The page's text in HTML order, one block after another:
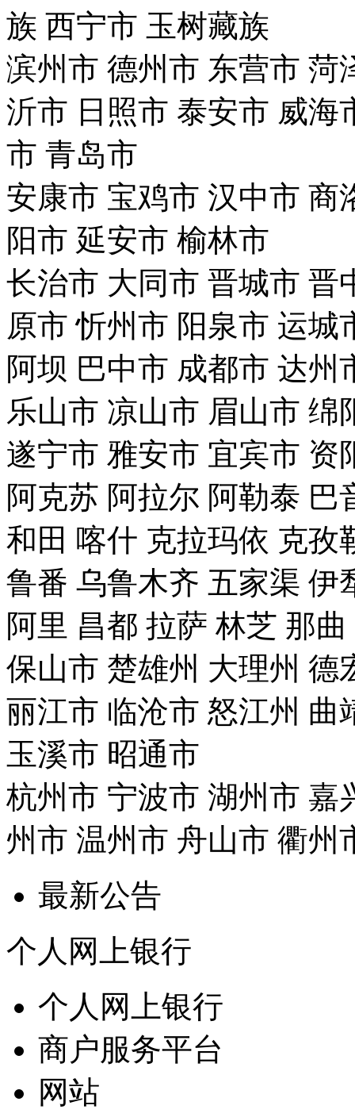
族 西宁市 玉树藏族
滨州市 德州市 东营市 菏
沂市 日照市 泰安市 威海
市 青岛市
安康市 宝鸡市 汉中市 商
阳市 延安市 榆林市
长治市 大同市 晋城市 晋
原市 忻州市 阳泉市 运城
阿坝 巴中市 成都市 达州
乐山市 凉山市 眉山市 绵
遂宁市 雅安市 宜宾市 资
阿克苏 阿拉尔 阿勒泰 巴
和田 喀什 克拉玛依 克孜
鲁番 乌鲁木齐 五家渠 伊
阿里 昌都 拉萨 林芝 那曲
保山市 楚雄州 大理州 德
丽江市 临沧市 怒江州 曲
玉溪市 昭通市
杭州市 宁波市 湖州市 嘉
州市 温州市 舟山市 衢州
最新公告
个人网上银行
个人网上银行
商户服务平台
网站